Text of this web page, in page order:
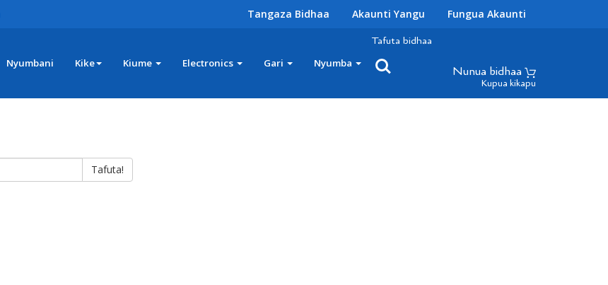
Tangaza Bidhaa Akaunti Yangu Fungua Akaunti
Nyumbani Kike Kiume Electronics Gari Nyumba
Tafuta bidhaa
Nunua bidhaa
Kupua kikapu
Tafuta!